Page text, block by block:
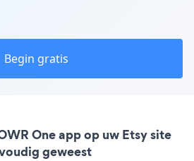
Begin gratis
One app op uw Etsy site
geweest